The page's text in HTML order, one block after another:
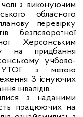
з виконуючим
обласного
перевірку
безповоротної
Херсонським
на придбання
учбово-
УТОГ з метою
3 існуючих
інвалідів.
з наданими
працюючих на